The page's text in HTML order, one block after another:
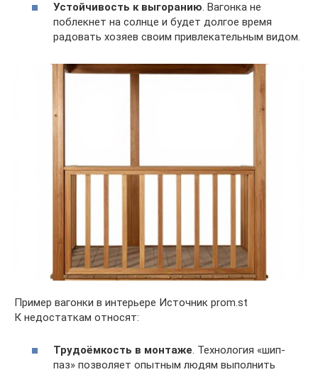
Устойчивость к выгоранию. Вагонка не
поблекнет на солнце и будет долгое время
радовать хозяев своим привлекательным видом.
Пример вагонки в интерьере Источник prom.st
К недостаткам относят:
Трудоёмкость в монтаже. Технология «шип-
паз» позволяет опытным людям выполнить